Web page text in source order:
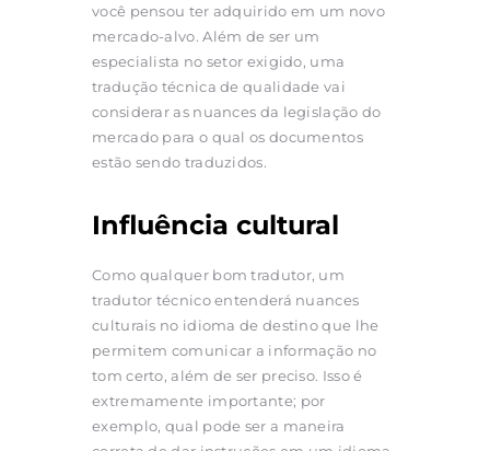
você pensou ter adquirido em um novo
mercado-alvo. Além de ser um
especialista no setor exigido, uma
tradução técnica de qualidade vai
considerar as nuances da legislação do
mercado para o qual os documentos
estão sendo traduzidos.
Influência cultural
Como qualquer bom tradutor, um
tradutor técnico entenderá nuances
culturais no idioma de destino que lhe
permitem comunicar a informação no
tom certo, além de ser preciso. Isso é
extremamente importante; por
exemplo, qual pode ser a maneira